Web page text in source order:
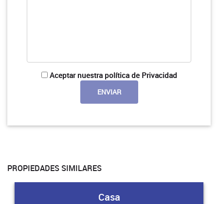
Aceptar nuestra política de Privacidad
PROPIEDADES SIMILARES
Casa